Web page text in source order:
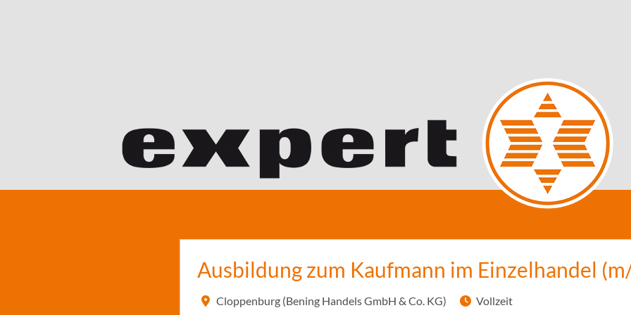
Ausbildung zum Kaufmann im Einzelhandel
Cloppenburg (Bening Handels GmbH & Co. KG)
Vollzeit